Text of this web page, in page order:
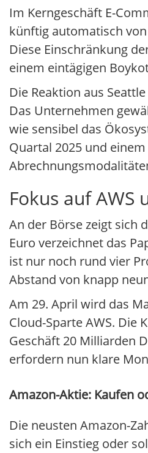
Im Kerngeschäft E-
künftig automatisch
Diese Einschränkung
einem eintägigen
Die Reaktion aus
Das Unternehmen
wie sensibel das
Quartal 2025 und
Fokus auf
An der Börse zeigt sich
Euro verzeichnet das
ist nur noch rund vier
Abstand von knapp
Am 29. April wird das
Cloud-Sparte AWS.
Geschäft 20 Milliarden
erfordern nun klare
Amazon-Aktie: Kaufen
Die neusten Amazon-
sich ein Einstieg oder